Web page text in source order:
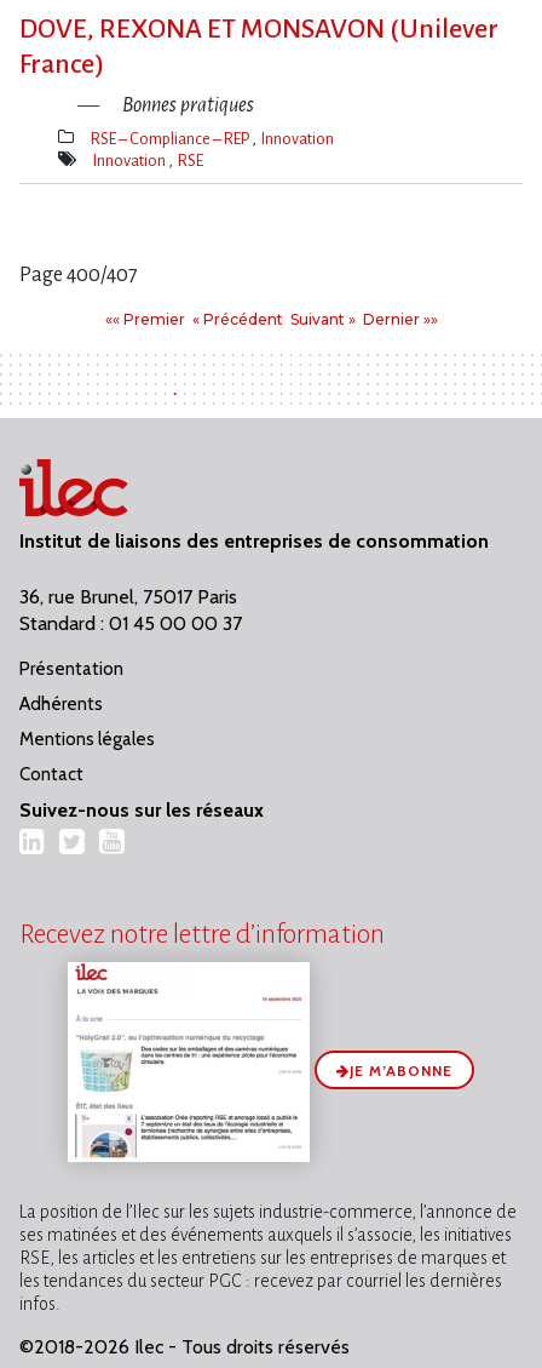
DOVE, REXONA ET MONSAVON (Unilever
France)
Bonnes pratiques
Thèmes(s)
RSE – Compliance – REP Innovation
Mot(s)-
Innovation RSE
Page 400/407
«« PremierPremier
« PrécédentPrécédent
Suivant
Suivant » Dernier
Dernier »»
Institut de liaisons des entreprises de consommation
36, rue Brunel, 75017 Paris
Standard : 01 45 00 00 37
Présentation
Adhérents
Mentions légales
Contact
Suivez-nous sur les réseaux
LinkedIn
TwitterYouTube
Recevez notre lettre d’information
JE M’ABONNE
La position de l’Ilec sur les sujets industrie-commerce, l’annonce de
ses matinées et des événements auxquels il s’associe, les initiatives
RSE, les articles et les entretiens sur les entreprises de marques et
les tendances du secteur PGC : recevez par courriel les dernières
infos.
©2018-2026 Ilec - Tous droits réservés